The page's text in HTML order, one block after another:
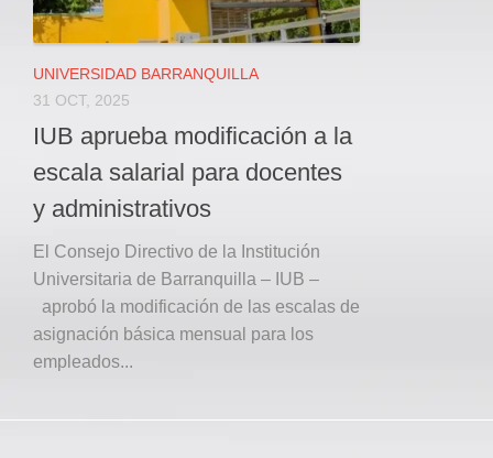
UNIVERSIDAD BARRANQUILLA
31 OCT, 2025
IUB aprueba modificación a la
escala salarial para docentes
y administrativos
El Consejo Directivo de la Institución
Universitaria de Barranquilla – IUB –
aprobó la modificación de las escalas de
asignación básica mensual para los
empleados...